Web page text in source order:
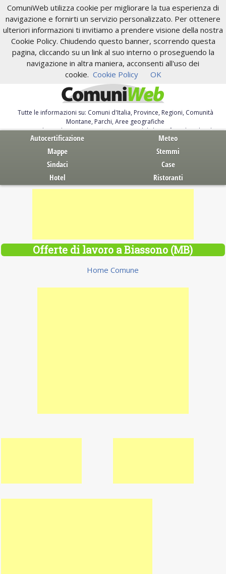
ComuniWeb utilizza cookie per migliorare la tua esperienza di
navigazione e fornirti un servizio personalizzato. Per ottenere
ulteriori informazioni ti invitiamo a prendere visione della nostra
Cookie Policy. Chiudendo questo banner, scorrendo questa
pagina, cliccando su un link al suo interno o proseguendo la
navigazione in altra maniera, acconsenti all'uso dei
cookie. Cookie Policy OK
Tutte le informazioni su: Comuni d'Italia, Province, Regioni, Comunità
Montane, Parchi, Aree geografiche
Servizi al Cittadino. Autocertificazione, moduli, leggi, free download
Autocertificazione
Meteo
Mappe
Stemmi
Sindaci
Case
Hotel
Ristoranti
Offerte di lavoro a Biassono (MB)
Home Comune